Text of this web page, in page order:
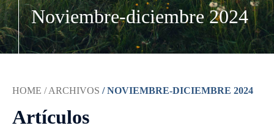
Noviembre-diciembre 2024
HOME / ARCHIVOS / NOVIEMBRE-DICIEMBRE 2024
Artículos